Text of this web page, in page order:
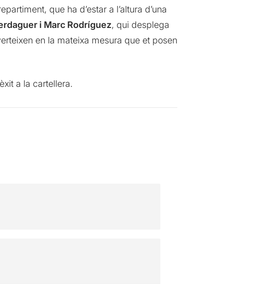
que ha d’estar a l’altura d’una
i Marc Rodríguez, qui desplega
en la mateixa mesura que et posen
a la cartellera.